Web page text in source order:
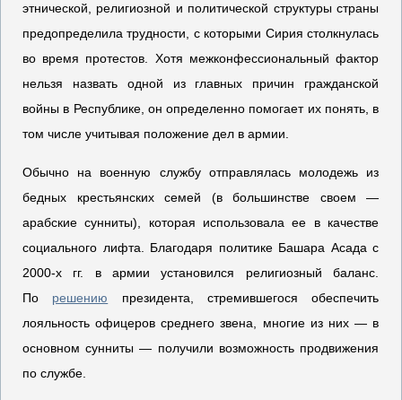
этнической, религиозной и политической структуры страны
предопределила трудности, с которыми Сирия столкнулась
во время протестов. Хотя межконфессиональный фактор
нельзя назвать одной из главных причин гражданской
войны в Республике, он определенно помогает их понять, в
том числе учитывая положение дел в армии.
Обычно на военную службу отправлялась молодежь из
бедных крестьянских семей (в большинстве своем —
арабские сунниты), которая использовала ее в качестве
социального лифта. Благодаря политике Башара Асада с
2000-х гг. в армии установился религиозный баланс.
По решению президента, стремившегося обеспечить
лояльность офицеров среднего звена, многие из них — в
основном сунниты — получили возможность продвижения
по службе.